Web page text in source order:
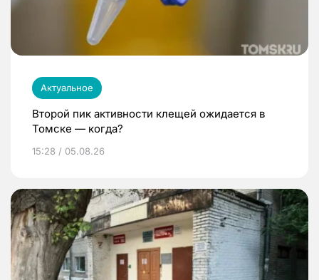
Актуальное
Второй пик активности клещей ожидается в
Томске — когда?
15:28 / 05.08.26